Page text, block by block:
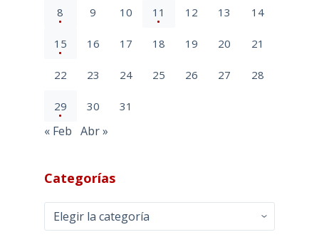
8 9 10 11 12 13 14
15 16 17 18 19 20 21
22 23 24 25 26 27 28
29 30 31
« Feb Abr »
Categorías
Categorías